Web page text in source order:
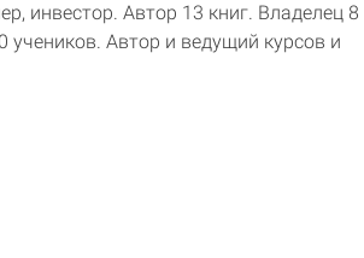
инвестор. Автор 13 книг. Владелец 8
Автор и ведущий курсов и